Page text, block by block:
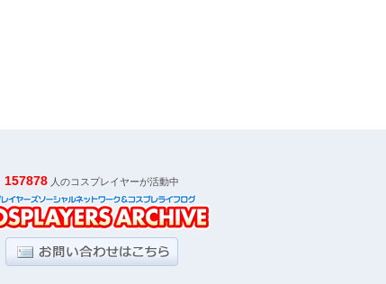
157878 人のコスプレイヤーが活動中